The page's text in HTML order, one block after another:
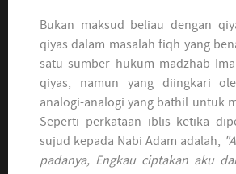
Bukan maksud beliau dengan
qiyas dalam masalah fiqh yang
satu sumber hukum madzhab
qiyas, namun yang diingkari
analogi-analogi yang bathil untuk
Seperti perkataan iblis ketika
sujud kepada Nabi Adam adalah,
padanya, Engkau ciptakan aku